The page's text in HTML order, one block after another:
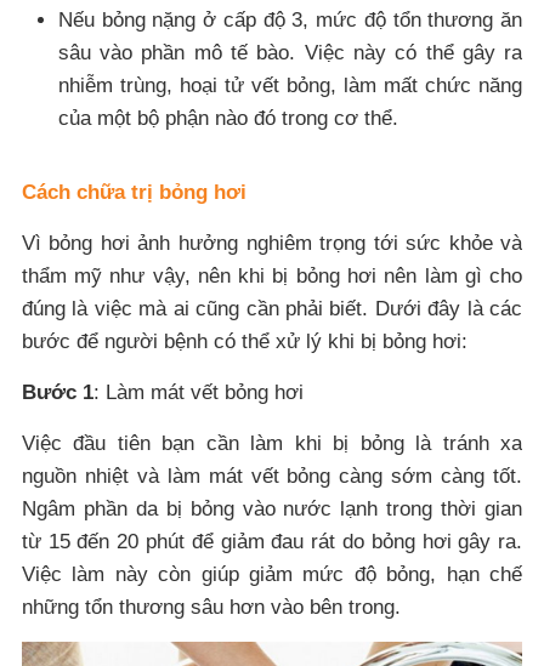
Nếu bỏng nặng ở cấp độ 3, mức độ tổn thương ăn
sâu vào phần mô tế bào. Việc này có thể gây ra
nhiễm trùng, hoại tử vết bỏng, làm mất chức năng
của một bộ phận nào đó trong cơ thể.
Cách chữa trị bỏng hơi
Vì bỏng hơi ảnh hưởng nghiêm trọng tới sức khỏe và
thẩm mỹ như vậy, nên khi bị bỏng hơi nên làm gì cho
đúng là việc mà ai cũng cần phải biết. Dưới đây là các
bước để người bệnh có thể xử lý khi bị bỏng hơi:
Bước 1: Làm mát vết bỏng hơi
Việc đầu tiên bạn cần làm khi bị bỏng là tránh xa
nguồn nhiệt và làm mát vết bỏng càng sớm càng tốt.
Ngâm phần da bị bỏng vào nước lạnh trong thời gian
từ 15 đến 20 phút để giảm đau rát do bỏng hơi gây ra.
Việc làm này còn giúp giảm mức độ bỏng, hạn chế
những tổn thương sâu hơn vào bên trong.